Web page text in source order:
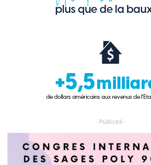
- Publicité -